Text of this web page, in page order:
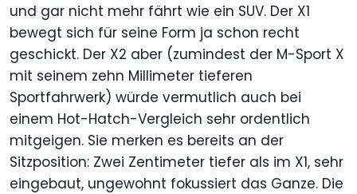
und gar nicht mehr fährt wie ein SUV. Der X1
bewegt sich für seine Form ja schon recht
geschickt. Der X2 aber (zumindest der M-Sport X
mit seinem zehn Millimeter tieferen
Sportfahrwerk) würde vermutlich auch bei
einem Hot-Hatch-Vergleich sehr ordentlich
mitgeigen. Sie merken es bereits an der
Sitzposition: Zwei Zentimeter tiefer als im X1, sehr
eingebaut, ungewohnt fokussiert das Ganze. Die